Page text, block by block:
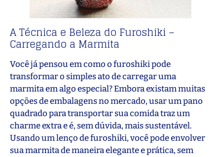
A Técnica e Beleza do Furoshiki –
Carregando a Marmita
Você já pensou em como o furoshiki pode
transformar o simples ato de carregar uma
marmita em algo especial? Embora existam muitas
opções de embalagens no mercado, usar um pano
quadrado para transportar sua comida traz um
charme extra e é, sem dúvida, mais sustentável.
Usando um lenço de furoshiki, você pode envolver
sua marmita de maneira elegante e prática, sem